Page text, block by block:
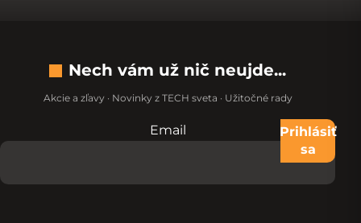
Nech vám už nič neujde...
Akcie a zľavy · Novinky z TECH sveta · Užitočné rady
Nevypĺňajte toto pole:
Email
Prihlásiť
sa